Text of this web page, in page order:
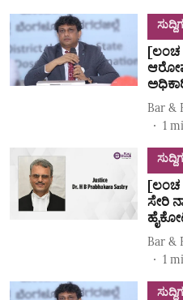
[ಲಂಚ
Bar &
1
[ಲಂಚ
ಸೇರಿ
Bar &
1